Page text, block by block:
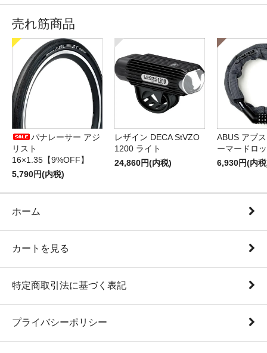
売れ筋商品
パナレーサー アジ
リスト
16×1.35【9%OFF】
5,790円(内税)
レザイン DECA StVZO
1200 ライト
24,860円(内税)
ABUS アブ
ーマードロ
6,930円(内
ホーム
カートを見る
特定商取引法に基づく表記
プライバシーポリシー